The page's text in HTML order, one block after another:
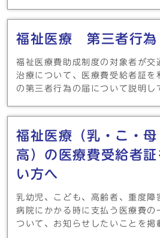
福祉医療 第三者行為
福祉医療費助成制度の対象者が交
治療について、医療費受給者証を
の第三者行為の届について説明し
福祉医療（乳・こ・母
高）の医療費受給者
い方へ
乳幼児、こども、高齢者、重度障
病院にかかる時に支払う医療費の
ついて、お知らせしたいことを掲